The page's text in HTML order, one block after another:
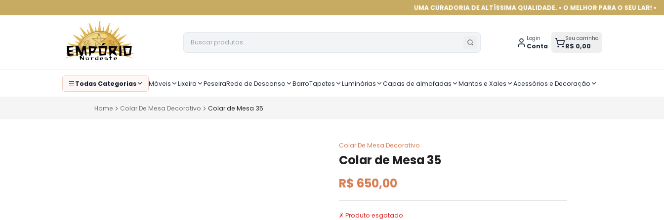
UMA CURADORIA DE ALTÍSSIMA QUALIDADE. • O MELHOR PARA O SEU LAR! •
Login
Conta
Seu carrinho
R$ 0,00
Todas Categorias Móveis Lixeira PeseiraRede de Descanso BarroTapetes Luminárias Capas de almofadas Mantas e Xales Acessórios e Decoração
Home Colar De Mesa Decorativo Colar de Mesa 35
Colar De Mesa Decorativo
Colar de Mesa 35
R$ 650,00
✗ Produto esgotado